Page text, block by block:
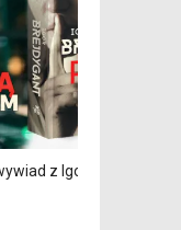
z Igorem